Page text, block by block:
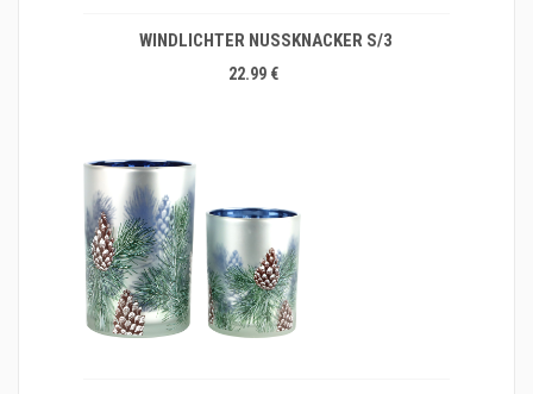
WINDLICHTER NUSSKNACKER S/3
22.99 €